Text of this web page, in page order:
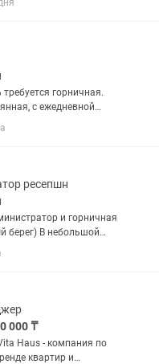
требуется горничная.
с ежедневной
•Уборка после
ресепшн
и горничная
небольшой
номеров) требуется
и коммуникабельный
000 ₸
Haus - компания по
квартир и